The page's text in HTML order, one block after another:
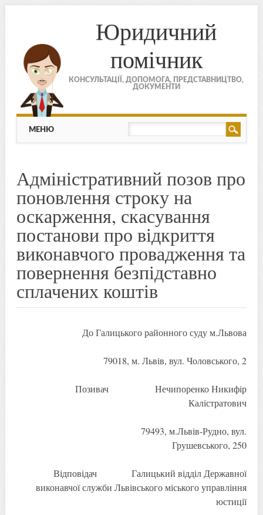
Юридичний
помічник
КОНСУЛЬТАЦІЇ, ДОПОМОГА, ПРЕДСТАВНИЦТВО,
ДОКУМЕНТИ
МЕНЮ
Skip to content
МЕНЮ
Адміністративний позов про
поновлення строку на
оскарження, скасування
постанови про відкриття
виконавчого провадження та
повернення безпідставно
сплачених коштів
До Галицького районного суду м.Львова
79018, м. Львів, вул. Чоловського, 2
Позивач Нечипоренко Никифір
Калістратович
79493, м.Львів-Рудно, вул.
Грушевського, 250
Відповідач Галицький відділ Державної
виконавчої служби Львівського міського управління
юстиції